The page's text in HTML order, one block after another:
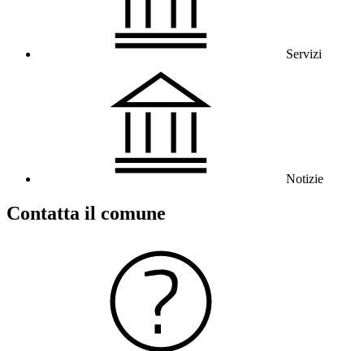
Servizi
Notizie
Contatta il comune